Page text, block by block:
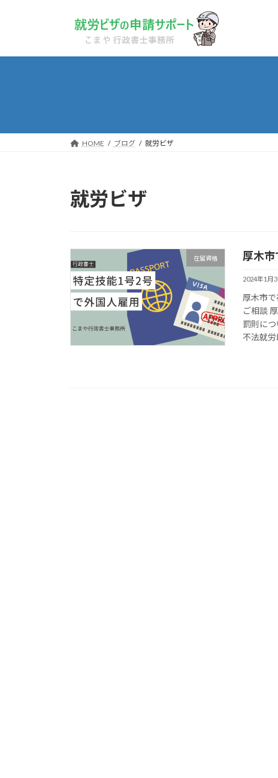
プ
動
HOME ブログ 就労ビザ
就労ビザ
在留資格 厚木市
2024年1月
厚木市
ご相談
罰則に
不法就